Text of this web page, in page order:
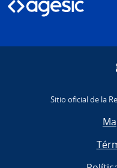
Sitio oficial de la